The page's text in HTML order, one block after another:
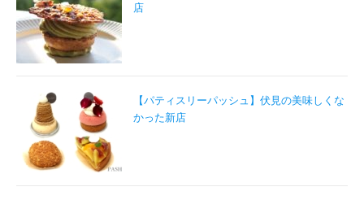
店
【パティスリーパッシュ】伏見の美味しくな
かった新店